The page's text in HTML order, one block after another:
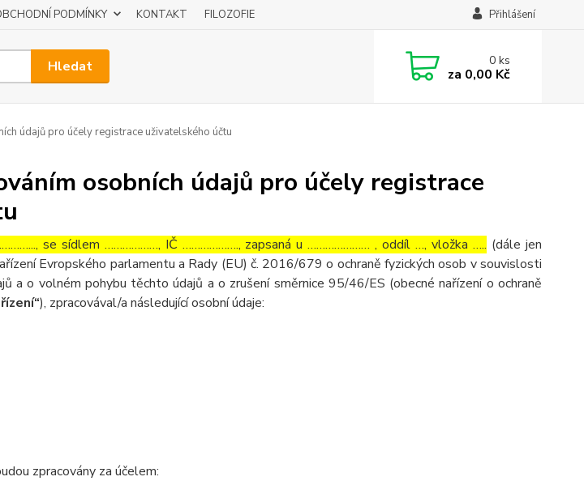
PODMÍNKY KONTAKT FILOZOFIE Přihlášení
Hledat 0ks
za 0,00 Kč
údajů pro účely registrace uživatelského účtu
osobních údajů pro účely registrace
se sídlem ………………, IČ ………………., zapsaná u ………………… , oddíl …, vložka ….. (dále jen
Evropského parlamentu a Rady (EU) č. 2016/679 o ochraně fyzických osob v souvislosti
a o volném pohybu těchto údajů a o zrušení směrnice 95/46/ES (obecné nařízení o ochraně
), zpracovával/a následující osobní údaje:
zpracovány za účelem: